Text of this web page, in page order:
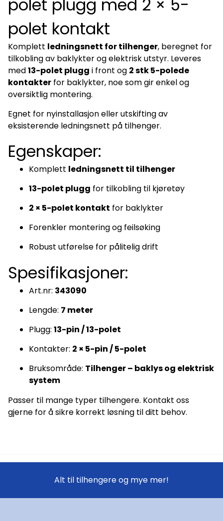
polet plugg med 2 × 5-
polet kontakt
Komplett ledningsnett for tilhenger, beregnet for
tilkobling av baklykter og elektrisk utstyr. Leveres
med13-polet plugg i front og 2 stk 5-polede
kontakter for baklykter, noe som gir enkel og
oversiktlig montering.
Egnet for nyinstallasjon eller utskifting av
eksisterende ledningsnett på tilhenger.
Egenskaper:
Komplett ledningsnett til tilhenger
13-polet plugg for tilkobling til kjøretøy
2 × 5-polet kontakt for baklykter
Forenkler montering og feilsøking
Robust utførelse for pålitelig drift
Spesifikasjoner:
Art.nr: 343090
Lengde: 7 meter
Plugg: 13-pin / 13-polet
Kontakter: 2 × 5-pin / 5-polet
Bruksområde: Tilhenger – baklys og elektrisk
system
Passer til mange typer tilhengere. Kontakt oss
gjerne for å sikre korrekt løsning til ditt behov.
Alt til tilhengere og mye mer!